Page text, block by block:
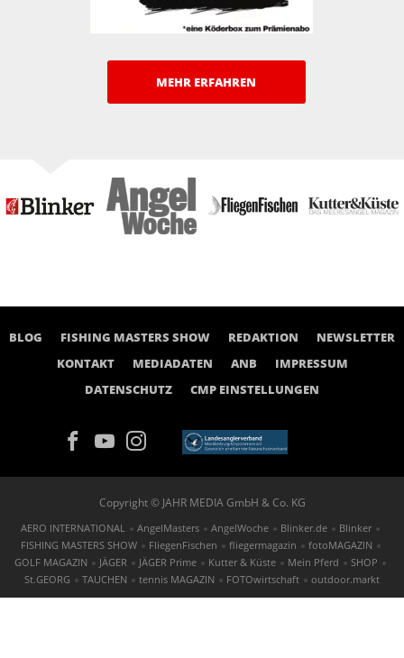
MEHR ERFAHREN
BLOG FISHING MASTERS SHOW REDAKTION
NEWSLETTER
KONTAKT
MEDIADATEN ANB
IMPRESSUM
DATENSCHUTZ
CMP EINSTELLUNGEN
Copyright © JAHR MEDIA GmbH & Co. KG
AERO INTERNATIONAL AngelMasters AngelWoche Blinker.de
Blinker
FISHING MASTERS SHOW
FliegenFischen fliegermagazin
fotoMAGAZIN
GOLF MAGAZIN
JÄGER JÄGER Prime Kutter & Küste Mein Pferd
SHOP
St.GEORG
TAUCHEN tennis MAGAZIN FOTOwirtschaft outdoor.markt